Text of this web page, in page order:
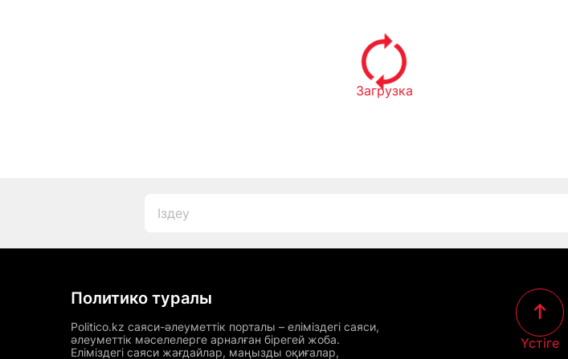
Загрузка
Политико туралы
Politico.kz саяси-әлеуметтік порталы – еліміздегі саяси,
әлеуметтік мәселелерге арналған бірегей жоба.
Еліміздегі саяси жағдайлар, маңызды оқиғалар,
Үстіге